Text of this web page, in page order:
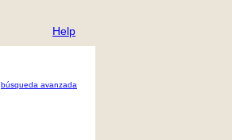
Help
búsqueda avanzada